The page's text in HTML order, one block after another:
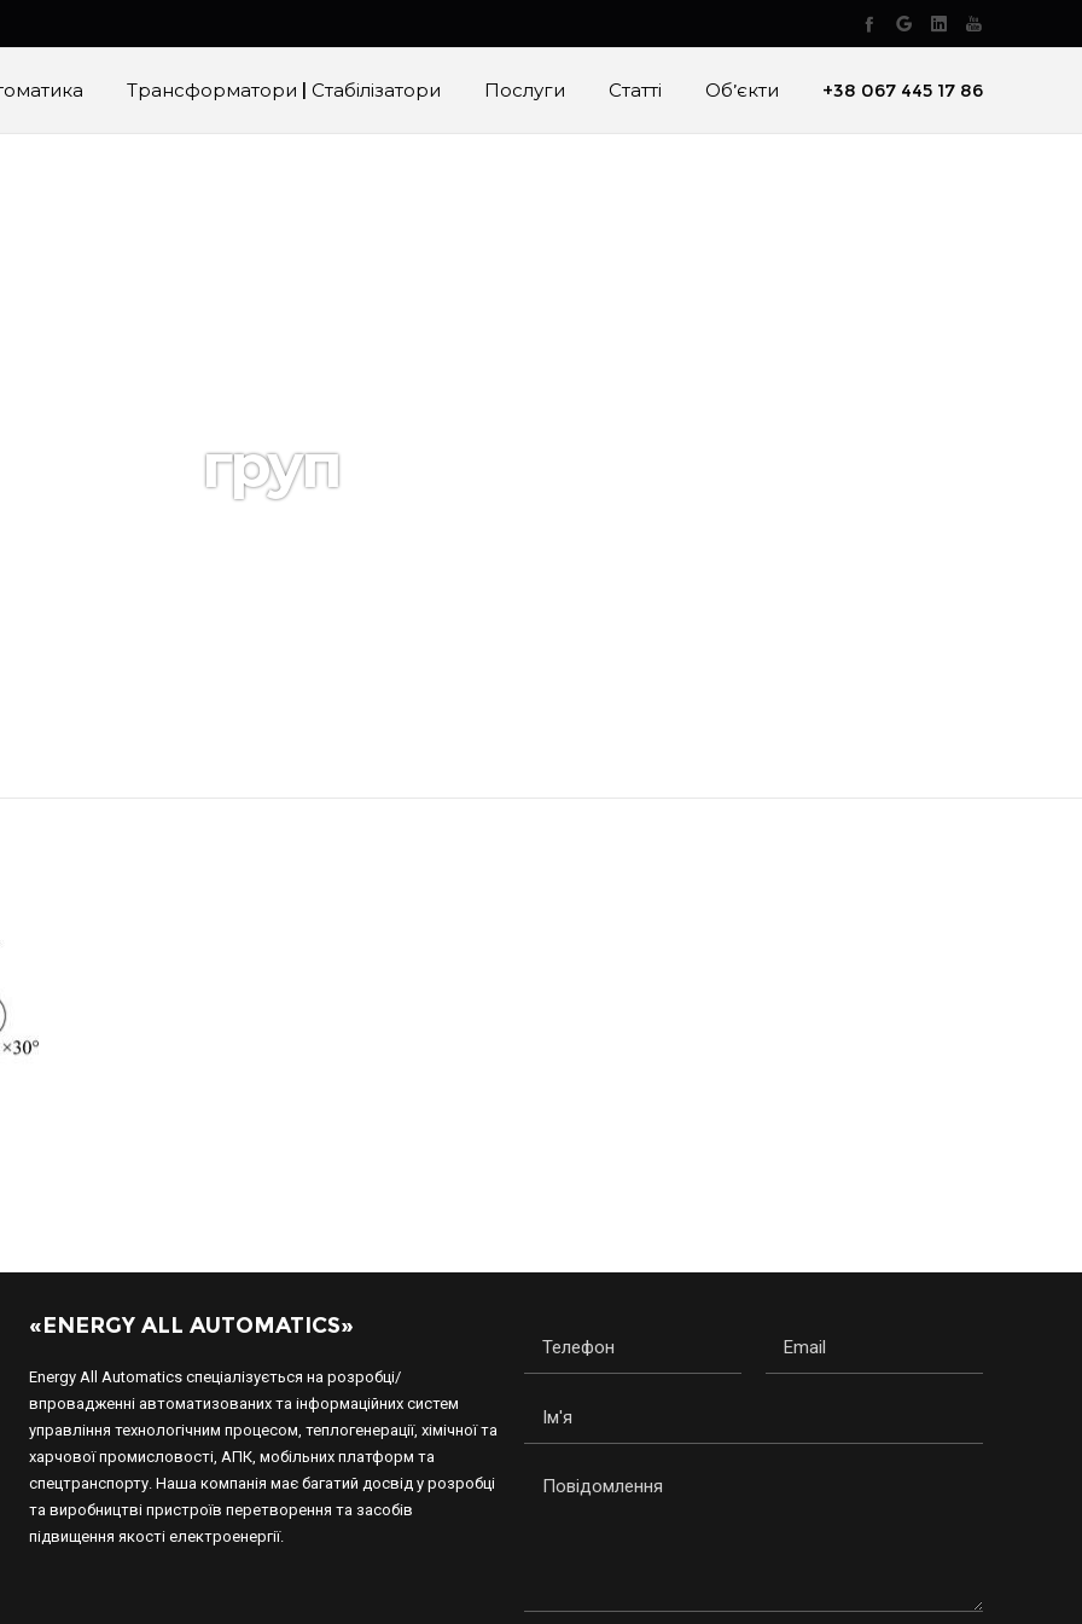
Трансформатори | Стабілізатори Послуги Статті Об’єкти +38 067 445 17 86
груп
«ENERGY ALL AUTOMATICS»
Energy All Automatics спеціалізується на розробці/
впровадженні автоматизованих та інформаційних систем
управління технологічним процесом, теплогенерації, хімічної та
харчової промисловості, АПК, мобільних платформ та
спецтранспорту. Наша компанія має багатий досвід у розробці
та виробництві пристроїв перетворення та засобів
підвищення якості електроенергії.